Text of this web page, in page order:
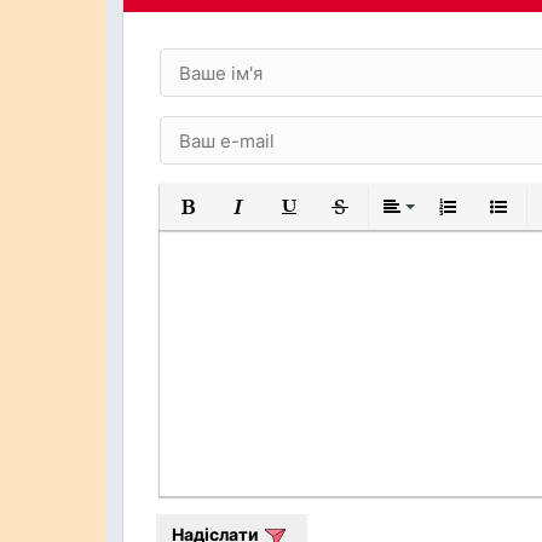
ЖирнийКурсивПідкреслений
ЗакресленийВирівнювання
Надіслати